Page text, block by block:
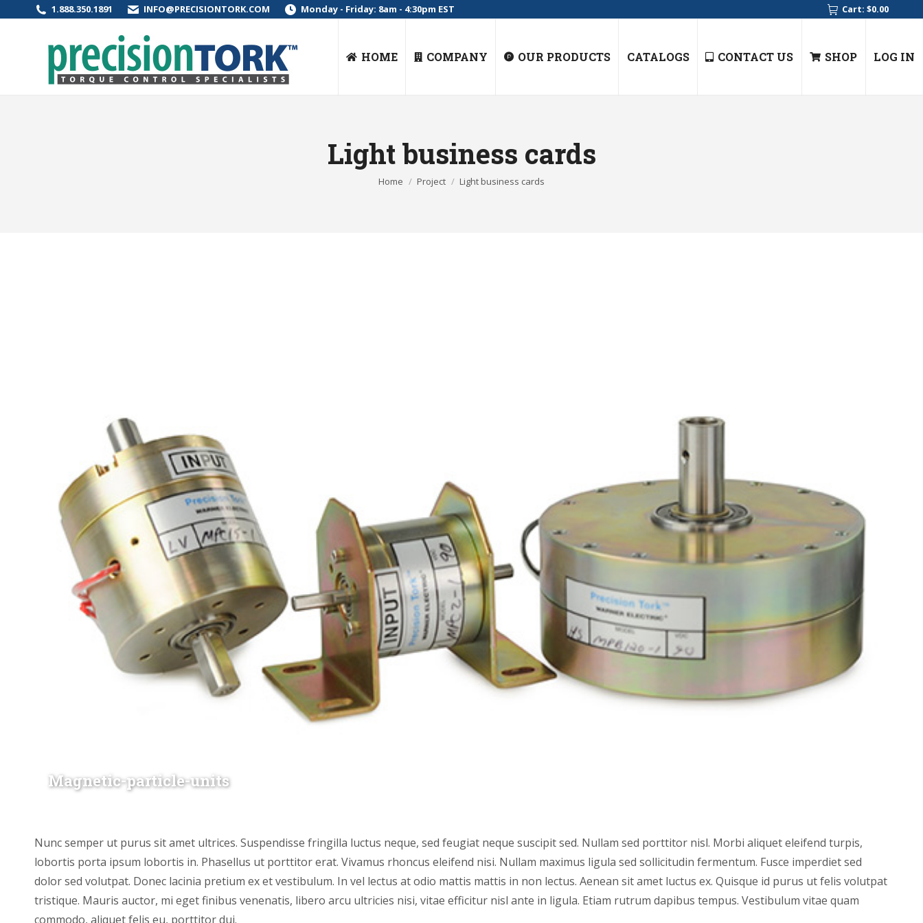
1.888.350.1891 INFO@PRECISIONTORK.COM Monday - Friday: 8am - 4:30pm EST Cart: $0.00
HOME COMPANY OUR PRODUCTS CATALOGS CONTACT US SHOP LOG IN
Light business cards
You are here:
Home Project Light business cards
Magnetic-particle-units
Nunc semper ut purus sit amet ultrices. Suspendisse fringilla luctus neque, sed feugiat neque suscipit sed. Nullam sed porttitor nisl. Morbi aliquet eleifend turpis,
lobortis porta ipsum lobortis in. Phasellus ut porttitor erat. Vivamus rhoncus eleifend nisi. Nullam maximus ligula sed sollicitudin fermentum. Fusce imperdiet sed
dolor sed volutpat. Donec lacinia pretium ex et vestibulum. In vel lectus at odio mattis mattis in non lectus. Aenean sit amet luctus ex. Quisque id purus ut felis volutpat
tristique. Mauris auctor, mi eget finibus venenatis, libero arcu ultricies nisi, vitae efficitur nisl ante in ligula. Etiam rutrum dapibus tempus. Vestibulum vitae quam
commodo, aliquet felis eu, porttitor dui.